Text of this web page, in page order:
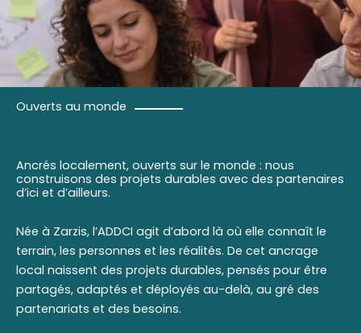
Ouverts au monde
Ancrés localement, ouverts sur le monde : nous
construisons des projets durables avec des partenaires
d’ici et d’ailleurs.
Née à Zarzis, l’ADDCI agit d’abord là où elle connaît le
terrain, les personnes et les réalités. De cet ancrage
local naissent des projets durables, pensés pour être
partagés, adaptés et déployés au-delà, au gré des
partenariats et des besoins.